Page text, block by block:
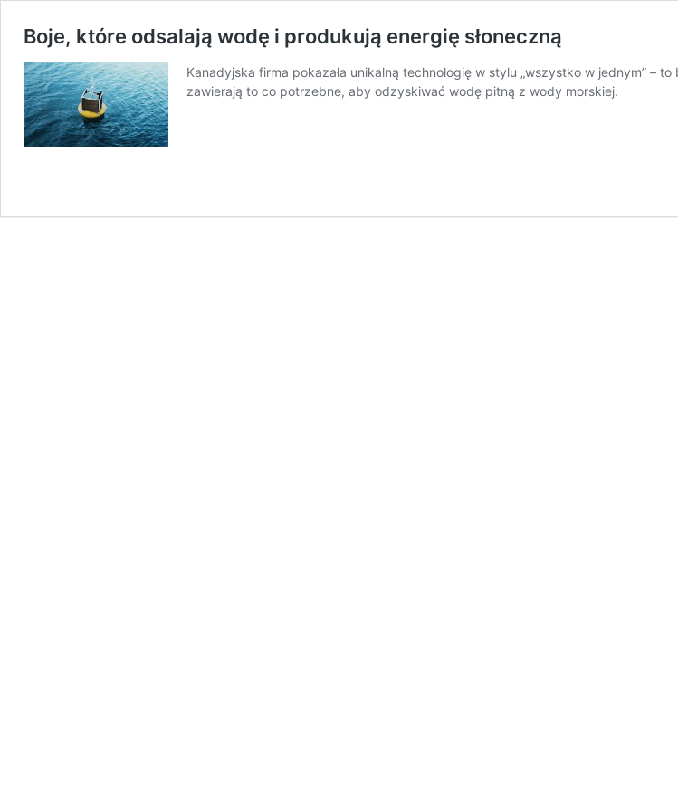
Boje, które odsalają wodę i produkują energię słoneczną
Kanadyjska firma pokazała unikalną technologię w stylu „wszystko w jednym” –
zawierają to co potrzebne, aby odzyskiwać wodę pitną z wody morskiej.